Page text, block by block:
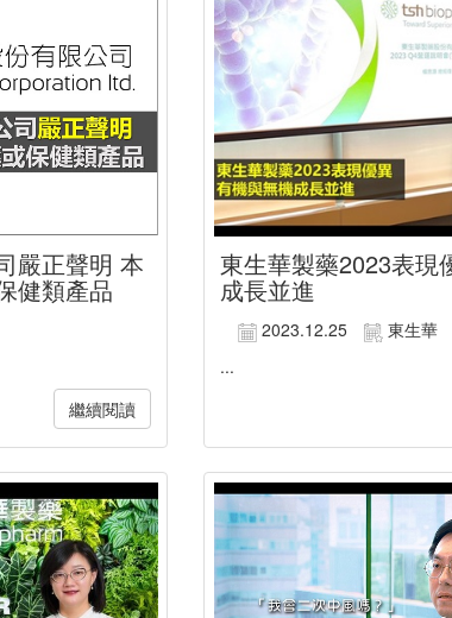
嚴正聲明 本
健類產品
繼續閱讀
東生華製藥2023表現
成長並進
2023.12.25
東生華
...